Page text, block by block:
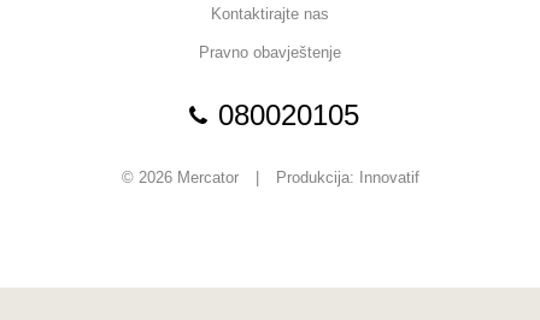
Kontaktirajte nas
Pravno obavještenje
080020105
© 2026 Mercator Produkcija: Innovatif